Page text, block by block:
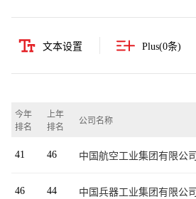
文本设置 Plus(0条)
今年
排名
上年
排名
公司名称
41 46 中国航空工业集团有限公司
46 44 中国兵器工业集团有限公司